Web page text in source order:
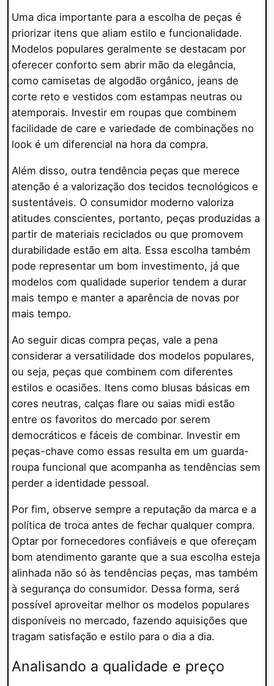
Uma dica importante para a escolha de peças é
priorizar itens que aliam estilo e funcionalidade.
Modelos populares geralmente se destacam por
oferecer conforto sem abrir mão da elegância,
como camisetas de algodão orgânico, jeans de
corte reto e vestidos com estampas neutras ou
atemporais. Investir em roupas que combinem
facilidade de care e variedade de combinações no
look é um diferencial na hora da compra.
Além disso, outra tendência peças que merece
atenção é a valorização dos tecidos tecnológicos e
sustentáveis. O consumidor moderno valoriza
atitudes conscientes, portanto, peças produzidas a
partir de materiais reciclados ou que promovem
durabilidade estão em alta. Essa escolha também
pode representar um bom investimento, já que
modelos com qualidade superior tendem a durar
mais tempo e manter a aparência de novas por
mais tempo.
Ao seguir dicas compra peças, vale a pena
considerar a versatilidade dos modelos populares,
ou seja, peças que combinem com diferentes
estilos e ocasiões. Itens como blusas básicas em
cores neutras, calças flare ou saias midi estão
entre os favoritos do mercado por serem
democráticos e fáceis de combinar. Investir em
peças-chave como essas resulta em um guarda-
roupa funcional que acompanha as tendências sem
perder a identidade pessoal.
Por fim, observe sempre a reputação da marca e a
política de troca antes de fechar qualquer compra.
Optar por fornecedores confiáveis e que ofereçam
bom atendimento garante que a sua escolha esteja
alinhada não só às tendências peças, mas também
à segurança do consumidor. Dessa forma, será
possível aproveitar melhor os modelos populares
disponíveis no mercado, fazendo aquisições que
tragam satisfação e estilo para o dia a dia.
Analisando a qualidade e preço